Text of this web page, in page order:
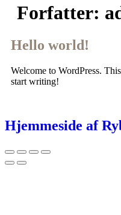
Forfatter:
Hello world!
Welcome to WordPress.
start writing!
Hjemmeside af